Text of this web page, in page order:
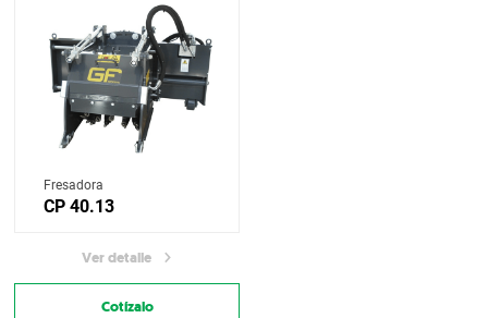
Fresadora
CP 40.13
Ver detalle
Cotízalo